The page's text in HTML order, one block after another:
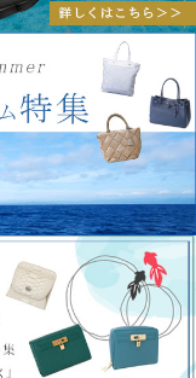
イズ“寄り道トート”Cecile
仕立て。大人のためのお稽
トートに新色登場
スエードトートVelna（ヴ
感覚の手帳型スマホケース
ジを公開しました